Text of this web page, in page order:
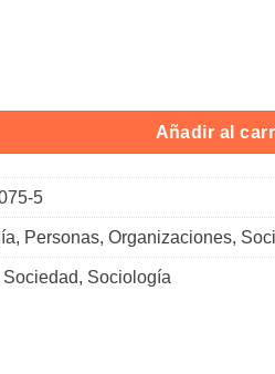
como objeto de gobierno
Añadir al
5
Personas, Organizaciones,
Sociedad, Sociología